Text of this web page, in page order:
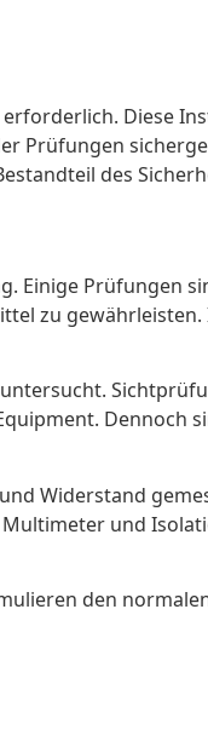
Diese
Prüfungen
des
Einige Prüfungen
zu
Dennoch
Widerstand
und
den